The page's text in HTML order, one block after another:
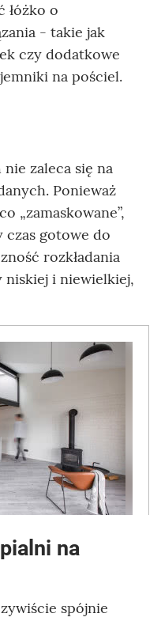
łóżko o
- takie jak
czy dodatkowe
na pościel.
zaleca się na
Ponieważ
„zamaskowane”,
czas gotowe do
rozkładania
niskiej i niewielkiej,
na
spójnie